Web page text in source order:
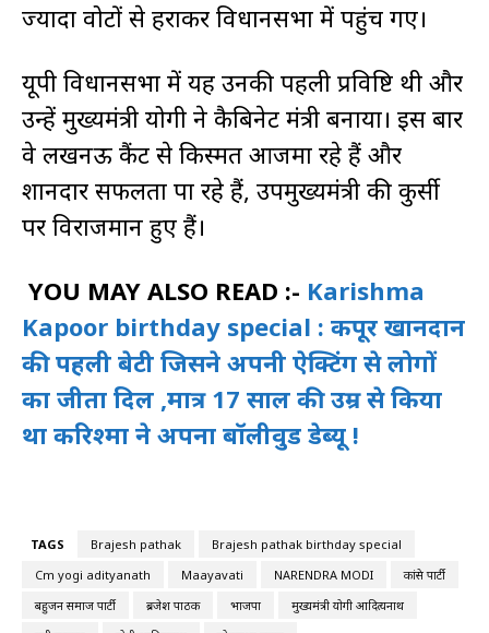
ज्यादा वोटों से हराकर विधानसभा में पहुंच गए।
यूपी विधानसभा में यह उनकी पहली प्रविष्टि थी और
उन्हें मुख्यमंत्री योगी ने कैबिनेट मंत्री बनाया। इस बार
वे लखनऊ कैंट से किस्मत आजमा रहे हैं और
शानदार सफलता पा रहे हैं, उपमुख्यमंत्री की कुर्सी
पर विराजमान हुए हैं।
YOU MAY ALSO READ :- Karishma
Kapoor birthday special : कपूर खानदान
की पहली बेटी जिसने अपनी ऐक्टिंग से लोगों
का जीता दिल ,मात्र 17 साल की उम्र से किया
था करिश्मा ने अपना बॉलीवुड डेब्यू !
TAGS Brajesh pathak
Brajesh pathak birthday special
Cm yogi adityanath
Maayavati NARENDRA MODI
कांग्रेस पार्टी
बहुजन समाज पार्टी
ब्रजेश पाठक भाजपा
मुख्यमंत्री योगी आदित्यनाथ